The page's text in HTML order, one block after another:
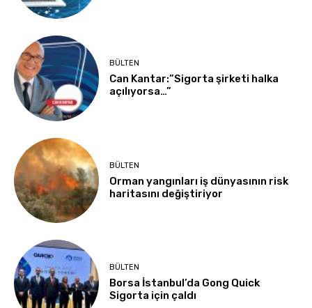
BÜLTEN
Can Kantar:”Sigorta şirketi halka
açılıyorsa…”
BÜLTEN
Orman yangınları iş dünyasının risk
haritasını değiştiriyor
BÜLTEN
Borsa İstanbul’da Gong Quick
Sigorta için çaldı